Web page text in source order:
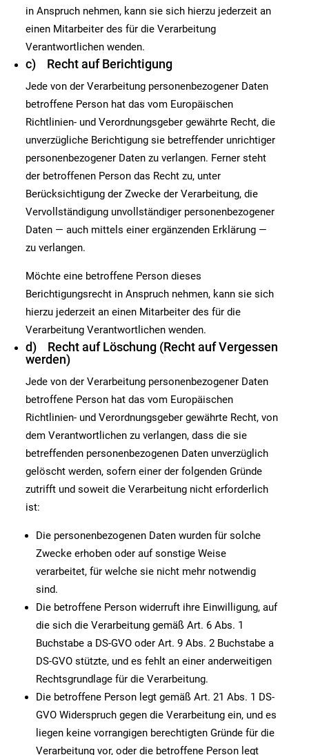
in Anspruch nehmen, kann sie sich hierzu jederzeit an
einen Mitarbeiter des für die Verarbeitung
Verantwortlichen wenden.
c) Recht auf Berichtigung
Jede von der Verarbeitung personenbezogener Daten
betroffene Person hat das vom Europäischen
Richtlinien- und Verordnungsgeber gewährte Recht, die
unverzügliche Berichtigung sie betreffender unrichtiger
personenbezogener Daten zu verlangen. Ferner steht
der betroffenen Person das Recht zu, unter
Berücksichtigung der Zwecke der Verarbeitung, die
Vervollständigung unvollständiger personenbezogener
Daten — auch mittels einer ergänzenden Erklärung —
zu verlangen.
Möchte eine betroffene Person dieses
Berichtigungsrecht in Anspruch nehmen, kann sie sich
hierzu jederzeit an einen Mitarbeiter des für die
Verarbeitung Verantwortlichen wenden.
d) Recht auf Löschung (Recht auf Vergessen
werden)
Jede von der Verarbeitung personenbezogener Daten
betroffene Person hat das vom Europäischen
Richtlinien- und Verordnungsgeber gewährte Recht, von
dem Verantwortlichen zu verlangen, dass die sie
betreffenden personenbezogenen Daten unverzüglich
gelöscht werden, sofern einer der folgenden Gründe
zutrifft und soweit die Verarbeitung nicht erforderlich
ist:
Die personenbezogenen Daten wurden für solche
Zwecke erhoben oder auf sonstige Weise
verarbeitet, für welche sie nicht mehr notwendig
sind.
Die betroffene Person widerruft ihre Einwilligung, auf
die sich die Verarbeitung gemäß Art. 6 Abs. 1
Buchstabe a DS-GVO oder Art. 9 Abs. 2 Buchstabe a
DS-GVO stützte, und es fehlt an einer anderweitigen
Rechtsgrundlage für die Verarbeitung.
Die betroffene Person legt gemäß Art. 21 Abs. 1 DS-
GVO Widerspruch gegen die Verarbeitung ein, und es
liegen keine vorrangigen berechtigten Gründe für die
Verarbeitung vor, oder die betroffene Person legt